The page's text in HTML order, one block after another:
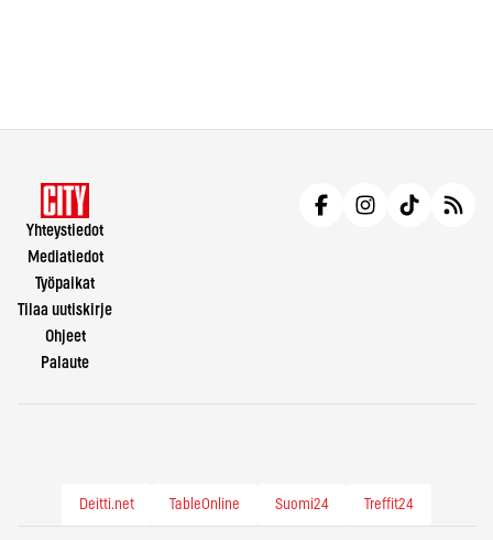
Yhteystiedot
Mediatiedot
Työpaikat
Tilaa uutiskirje
Ohjeet
Palaute
Deitti.net TableOnline Suomi24 Treffit24